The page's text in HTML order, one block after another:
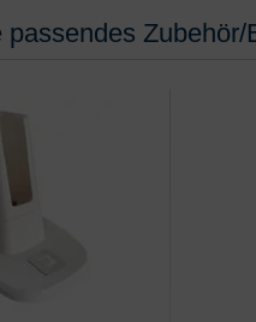
passendes Zubehör/